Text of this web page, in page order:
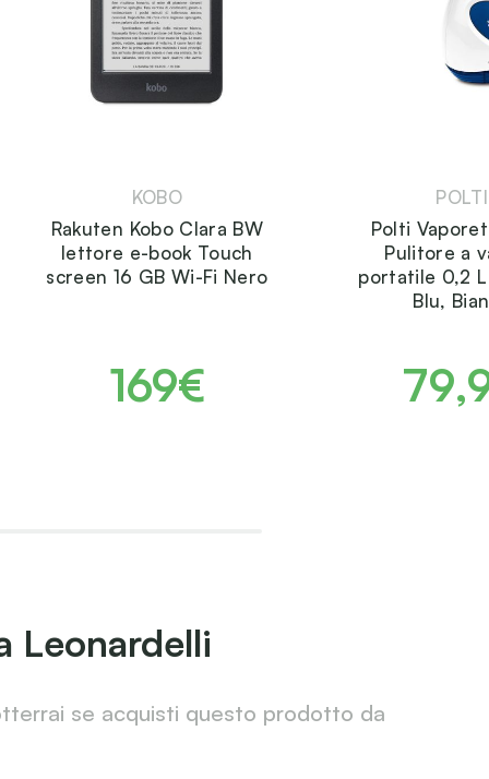
KOBO
Rakuten Kobo Clara BW
lettore e-book Touch
screen 16 GB Wi-Fi Nero
169€
POLTI
Polti
Pulitore a
portatile 0,2
Blu,
Leonardelli
se acquisti questo prodotto da